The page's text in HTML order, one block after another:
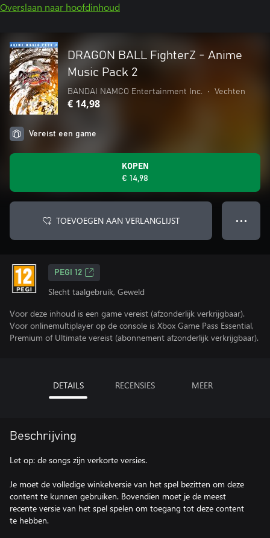
Overslaan naar hoofdinhoud
DRAGON BALL FighterZ - Anime
Music Pack 2
BANDAI NAMCO Entertainment Inc. • Vechten
€ 14,98
Vereist een game
KOPEN
€ 14,98
TOEVOEGEN AAN VERLANGLIJST ● ● ●
PEGI 12
Slecht taalgebruik, Geweld
Voor deze inhoud is een game vereist (afzonderlijk verkrijgbaar).
Voor onlinemultiplayer op de console is Xbox Game Pass Essential,
Premium of Ultimate vereist (abonnement afzonderlijk verkrijgbaar).
DETAILS RECENSIES MEER
Beschrijving
Let op: de songs zijn verkorte versies.
Je moet de volledige winkelversie van het spel bezitten om deze
content te kunnen gebruiken. Bovendien moet je de meest
recente versie van het spel spelen om toegang tot deze content
te hebben.